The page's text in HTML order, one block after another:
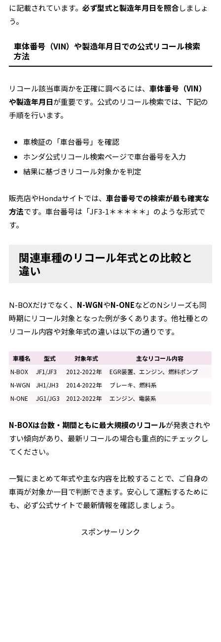
に記載されています。必ず型式と製造年月日を照合しましょ
う。
車体番号（VIN）や製造年月日での公式リコール検索
方法
リコール該当車両かを正確に調べるには、車体番号（VIN）
や製造年月日が重要です。公式のリコール検索では、下記の
手順を行います。
車検証の「車台番号」を確認
ホンダ公式リコール検索ページで車台番号を入力
結果に基づきリコール対象かを判定
販売店やHondaサイトでは、車台番号での検索が最も確実な
方法です。車台番号は「JF3-1＊＊＊＊＊」のような形式で
す。
関連車種のリコール年式との比較と
違い
N-BOXだけでなく、 N-WGNやN-ONEなどのNシリーズも同
時期にリコール対象となった例が多くあります。他社種との
リコール内容や対象年式の違いは以下の通りです。
車種名 型式 対象年式
主なリコール内容
N-BOX
JF1/JF3 2012-2022年
EGR装置、エンジン、燃料ポンプ
N-WGN
JH1/JH3 2014-2022年
ブレーキ、燃料系
N-ONE
JG1/JG3 2012-2022年 エンジン、電装系
N-BOXは台数・期間ともに最大規模のリコールが発表されや
すい傾向があり、最新リコールの場合も重点的にチェックし
てください。
一覧にまとめて年式や主な内容を比較することで、ご自身の
車両が対象か一目で判断できます。安心して運転するために
も、必ず公式サイトで最新情報を確認しましょう。
スポンサーリンク